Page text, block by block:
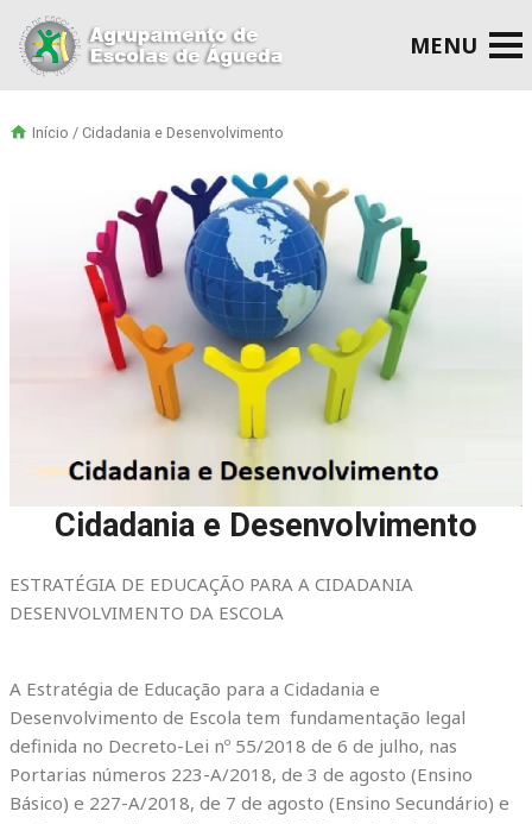
Início / Cidadania e Desenvolvimento
Cidadania e Desenvolvimento
ESTRATÉGIA DE EDUCAÇÃO PARA A CIDADANIA
DESENVOLVIMENTO DA ESCOLA
A Estratégia de Educação para a Cidadania e
Desenvolvimento de Escola tem fundamentação legal
definida no Decreto-Lei nº 55/2018 de 6 de julho, nas
Portarias números 223-A/2018, de 3 de agosto (Ensino
Básico) e 227-A/2018, de 7 de agosto (Ensino Secundário) e